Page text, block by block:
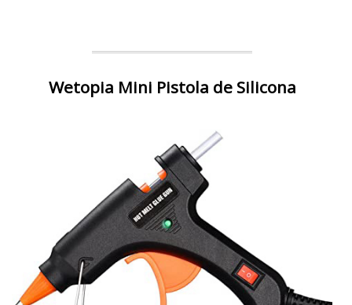
Wetopia Mini Pistola de Silicona